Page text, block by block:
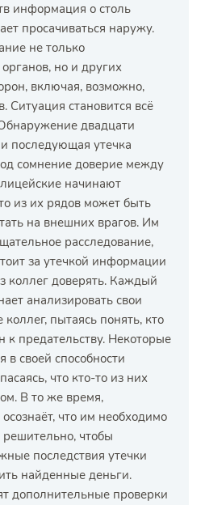
информация о столь
просачиваться наружу.
не только
но и других
включая, возможно,
Ситуация становится всё
двадцати
последующая утечка
сомнение доверие между
начинают
из их рядов может быть
на внешних врагов. Им
расследование,
за утечкой информации
коллег доверять. Каждый
анализировать свои
пытаясь понять, кто
к предательству. Некоторые
в своей способности
что кто-то из них
В то же время,
что им необходимо
решительно, чтобы
последствия утечки
найденные деньги.
дополнительные проверки